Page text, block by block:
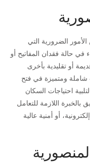
الضرورية التي
في حالة فقدان المفاتيح أو
أو تقليدية بأخرى
ومتميزة في فتح
احتياجات السكان
بالخبرة اللازمة للتعامل
أو أمنية عالية